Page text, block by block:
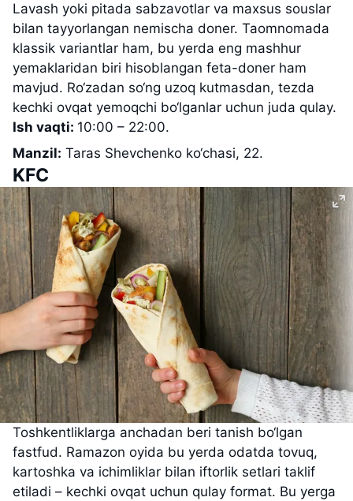
Lavash yoki pitada sabzavotlar va maxsus souslar
bilan tayyorlangan nemischa doner. Taomnomada
klassik variantlar ham, bu yerda eng mashhur
yemaklaridan biri hisoblangan feta-doner ham
mavjud. Ro‘zadan so‘ng uzoq kutmasdan, tezda
kechki ovqat yemoqchi bo‘lganlar uchun juda qulay.
Ish vaqti: 10:00 – 22:00.
Manzil: Taras Shevchenko ko‘chasi, 22.
KFC
Toshkentliklarga anchadan beri tanish bo‘lgan
fastfud. Ramazon oyida bu yerda odatda tovuq,
kartoshka va ichimliklar bilan iftorlik setlari taklif
etiladi – kechki ovqat uchun qulay format. Bu yerga